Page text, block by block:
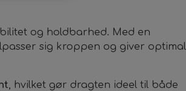
og holdbarhed. Med en
sig kroppen og giver optimal
, hvilket gør dragten ideel til både